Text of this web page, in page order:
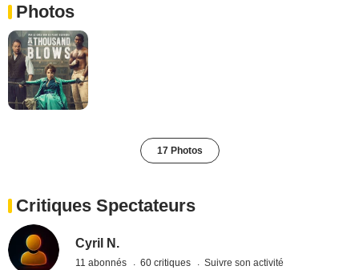
Photos
17 Photos
Critiques Spectateurs
Cyril N.
11 abonnés 60 critiques Suivre son activité